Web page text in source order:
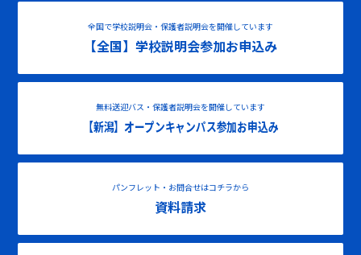
全国で学校説明会・保護者説明会を開催しています
【全国】学校説明会参加お申込み
無料送迎バス・保護者説明会を開催しています
【新潟】オープンキャンパス参加お申込み
パンフレット・お問合せはコチラから
資料請求